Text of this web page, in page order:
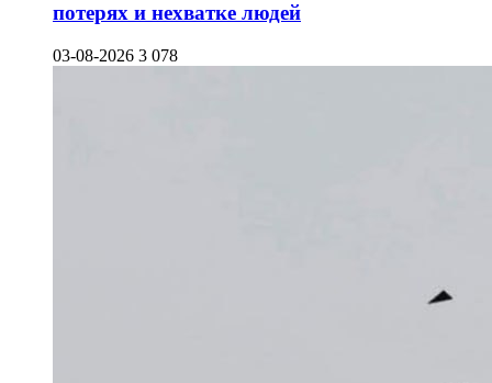
потерях и нехватке людей
03-08-2026 3 078